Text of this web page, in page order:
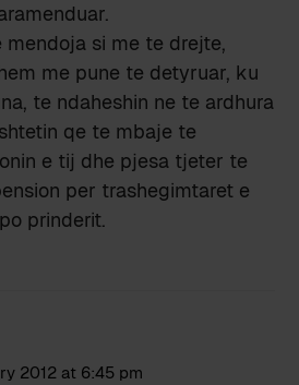
si me te drejte,
me pune te detyruar, ku
te ndaheshin ne te ardhura
qe te mbaje te
e tij dhe pjesa tjeter te
per trashegimtaret e
prinderit.
2012 at 6:45 pm